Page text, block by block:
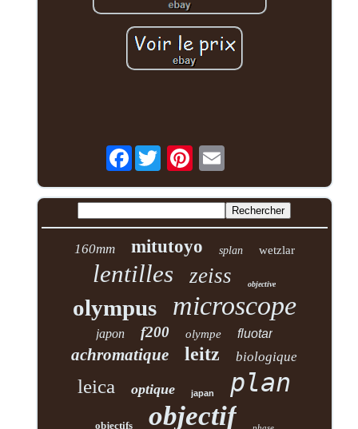
Facebook
160mm mitutoyo splan wetzlar
lentilles zeiss objective
olympus microscope
japon f200 olympe fluotar
achromatique leitz biologique
leica optique japan plan
objectifs objectif